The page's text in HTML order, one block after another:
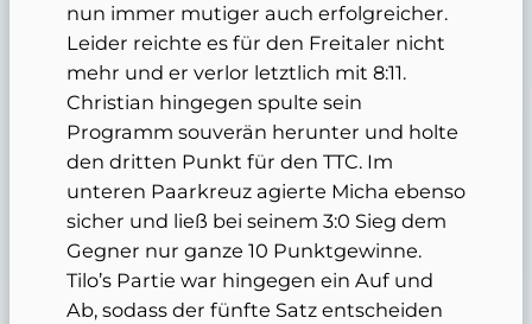
nun immer mutiger auch erfolgreicher.
Leider reichte es für den Freitaler nicht
mehr und er verlor letztlich mit 8:11.
Christian hingegen spulte sein
Programm souverän herunter und holte
den dritten Punkt für den TTC. Im
unteren Paarkreuz agierte Micha ebenso
sicher und ließ bei seinem 3:0 Sieg dem
Gegner nur ganze 10 Punktgewinne.
Tilo’s Partie war hingegen ein Auf und
Ab, sodass der fünfte Satz entscheiden